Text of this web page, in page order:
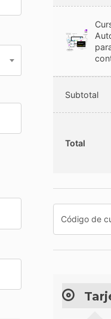
Subtotal
Total